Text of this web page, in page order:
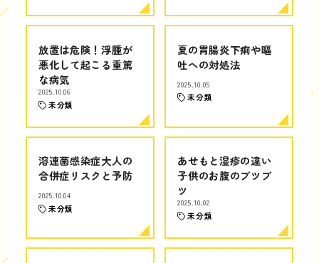
放置は危険！浮腫が
悪化して起こる重篤
な病気
2025.10.06
未分類
夏の胃腸炎下痢や嘔
吐への対処法
2025.10.05
未分類
溶連菌感染症大人の
合併症リスクと予防
2025.10.04
未分類
あせもと湿疹の違い
子供のお腹のブツブ
ツ
2025.10.02
未分類